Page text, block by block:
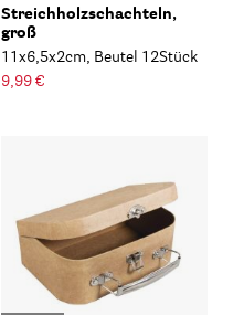
Streichholzschachteln,
groß
11x6,5x2cm, Beutel 12Stück
9,99 €